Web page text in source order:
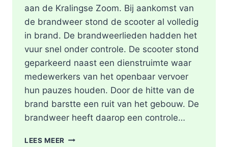
aan de Kralingse Zoom. Bij aankomst van
de brandweer stond de scooter al volledig
in brand. De brandweerlieden hadden het
vuur snel onder controle. De scooter stond
geparkeerd naast een dienstruimte waar
medewerkers van het openbaar vervoer
hun pauzes houden. Door de hitte van de
brand barstte een ruit van het gebouw. De
brandweer heeft daarop een controle…
LEES MEER SCOOTER